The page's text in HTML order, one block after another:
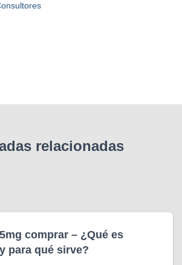
relacionadas
comprar – ¿Qué es
para qué sirve?